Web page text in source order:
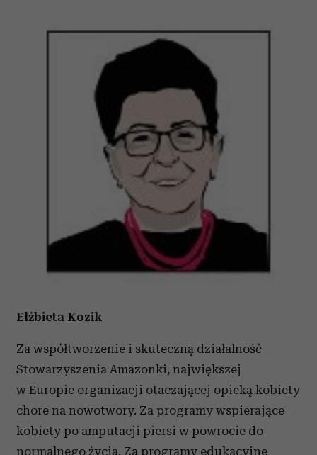
Elżbieta Kozik
Za współtworzenie i skuteczną działalność
Stowarzyszenia Amazonki, największej
w Europie organizacji otaczającej opieką kobiety
chore na nowotwory. Za programy wspierające
kobiety po amputacji piersi w powrocie do
normalnego życia. Za programy edukacyjne